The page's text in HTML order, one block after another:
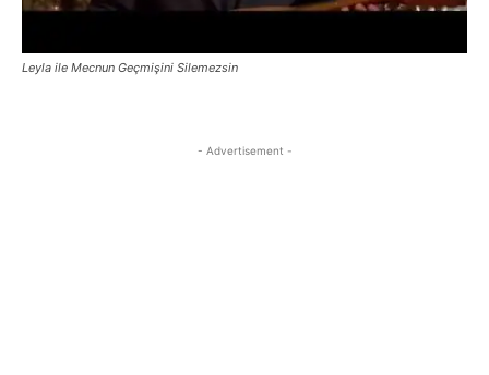
Leyla ile Mecnun Geçmişini Silemezsin
- Advertisement -